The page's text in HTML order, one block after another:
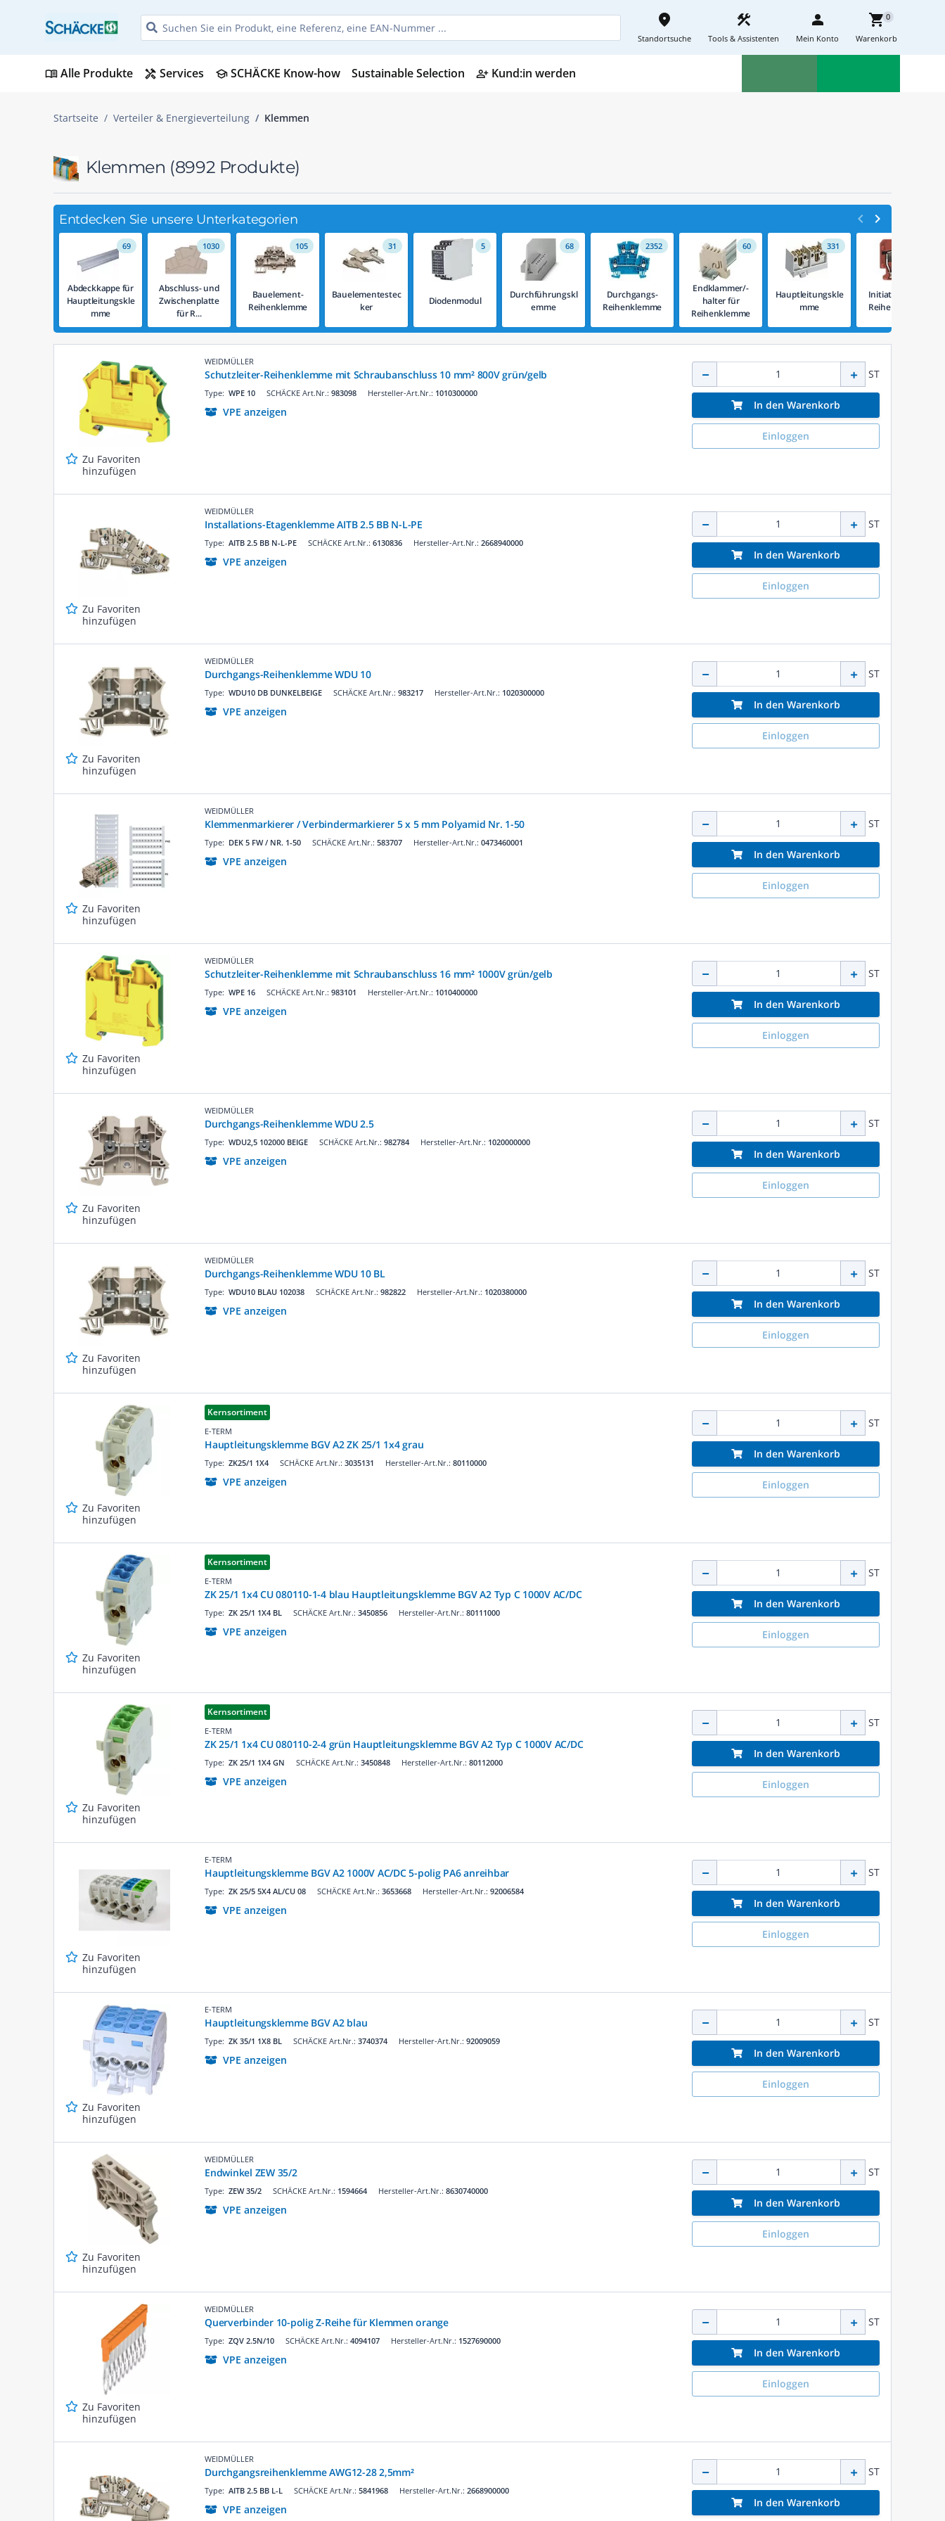
place
Standortsuche
construction
Tools & Assistenten
person
Mein Konto
shopping_cart0
Warenkorb
menu_bookAlle Produkte handyman Services schoolSCHÄCKE Know-how Sustainable Selection person_add_alt Kund:in werden
Startseite Verteiler & Energieverteilung Klemmen
Klemmen (8992 Produkte)
Entdecken Sie unsere Unterkategorien  
69
Abdeckkappe für
Hauptleitungskle
mme
1030
Abschluss- und
Zwischenplatte
für R...
105
Bauelement-
Reihenklemme
31
Bauelementestec
ker
5
Diodenmodul
68
Durchführungskl
emme
2352
Durchgangs-
Reihenklemme
60
Endklammer/-
halter für
Reihenklemme
331
Hauptleitungskle
mme
Initiator/Aktor-
Reihenklemme
Zu Favoriten
hinzufügen
WEIDMÜLLER
Schutzleiter-Reihenklemme mit Schraubanschluss 10 mm² 800V grün/gelb
SCHÄCKE Art.Nr.: 983098
Type: WPE 10 Hersteller-Art.Nr.: 1010300000
VPE anzeigen
ST
In den Warenkorb
Einloggen
Zu Favoriten
hinzufügen
WEIDMÜLLER
Installations-Etagenklemme AITB 2.5 BB N-L-PE
SCHÄCKE Art.Nr.: 6130836
Type: AITB 2.5 BB N-L-PE Hersteller-Art.Nr.: 2668940000
VPE anzeigen
ST
In den Warenkorb
Einloggen
Zu Favoriten
hinzufügen
WEIDMÜLLER
Durchgangs-Reihenklemme WDU 10
SCHÄCKE Art.Nr.: 983217
Type: WDU10 DB DUNKELBEIGE Hersteller-Art.Nr.: 1020300000
VPE anzeigen
ST
In den Warenkorb
Einloggen
Zu Favoriten
hinzufügen
WEIDMÜLLER
Klemmenmarkierer / Verbindermarkierer 5 x 5 mm Polyamid Nr. 1-50
SCHÄCKE Art.Nr.: 583707
Type: DEK 5 FW / NR. 1-50 Hersteller-Art.Nr.: 0473460001
VPE anzeigen
ST
In den Warenkorb
Einloggen
Zu Favoriten
hinzufügen
WEIDMÜLLER
Schutzleiter-Reihenklemme mit Schraubanschluss 16 mm² 1000V grün/gelb
SCHÄCKE Art.Nr.: 983101
Type: WPE 16 Hersteller-Art.Nr.: 1010400000
VPE anzeigen
ST
In den Warenkorb
Einloggen
Zu Favoriten
hinzufügen
WEIDMÜLLER
Durchgangs-Reihenklemme WDU 2.5
SCHÄCKE Art.Nr.: 982784
Type: WDU2,5 102000 BEIGE Hersteller-Art.Nr.: 1020000000
VPE anzeigen
ST
In den Warenkorb
Einloggen
Zu Favoriten
hinzufügen
WEIDMÜLLER
Durchgangs-Reihenklemme WDU 10 BL
SCHÄCKE Art.Nr.: 982822
Type: WDU10 BLAU 102038 Hersteller-Art.Nr.: 1020380000
VPE anzeigen
ST
In den Warenkorb
Einloggen
Zu Favoriten
hinzufügen
Kernsortiment
E-TERM
Hauptleitungsklemme BGV A2 ZK 25/1 1x4 grau
SCHÄCKE Art.Nr.: 3035131
Type: ZK25/1 1X4 Hersteller-Art.Nr.: 80110000
VPE anzeigen
ST
In den Warenkorb
Einloggen
Zu Favoriten
hinzufügen
Kernsortiment
E-TERM
ZK 25/1 1x4 CU 080110-1-4 blau Hauptleitungsklemme BGV A2 Typ C 1000V AC/DC
SCHÄCKE Art.Nr.: 3450856
Type: ZK 25/1 1X4 BL Hersteller-Art.Nr.: 80111000
VPE anzeigen
ST
In den Warenkorb
Einloggen
Zu Favoriten
hinzufügen
Kernsortiment
E-TERM
ZK 25/1 1x4 CU 080110-2-4 grün Hauptleitungsklemme BGV A2 Typ C 1000V AC/DC
SCHÄCKE Art.Nr.: 3450848
Type: ZK 25/1 1X4 GN Hersteller-Art.Nr.: 80112000
VPE anzeigen
ST
In den Warenkorb
Einloggen
Zu Favoriten
hinzufügen
E-TERM
Hauptleitungsklemme BGV A2 1000V AC/DC 5-polig PA6 anreihbar
SCHÄCKE Art.Nr.: 3653668
Type: ZK 25/5 5X4 AL/CU 08 Hersteller-Art.Nr.: 92006584
VPE anzeigen
ST
In den Warenkorb
Einloggen
Zu Favoriten
hinzufügen
E-TERM
Hauptleitungsklemme BGV A2 blau
SCHÄCKE Art.Nr.: 3740374
Type: ZK 35/1 1X8 BL Hersteller-Art.Nr.: 92009059
VPE anzeigen
ST
In den Warenkorb
Einloggen
Zu Favoriten
hinzufügen
WEIDMÜLLER
Endwinkel ZEW 35/2
SCHÄCKE Art.Nr.: 1594664
Type: ZEW 35/2 Hersteller-Art.Nr.: 8630740000
VPE anzeigen
ST
In den Warenkorb
Einloggen
Zu Favoriten
hinzufügen
WEIDMÜLLER
Querverbinder 10-polig Z-Reihe für Klemmen orange
SCHÄCKE Art.Nr.: 4094107
Type: ZQV 2.5N/10 Hersteller-Art.Nr.: 1527690000
VPE anzeigen
ST
In den Warenkorb
Einloggen
WEIDMÜLLER
Durchgangsreihenklemme AWG12-28 2,5mm²
SCHÄCKE Art.Nr.: 5841968
Type: AITB 2.5 BB L-L Hersteller-Art.Nr.: 2668900000
VPE anzeigen
ST
In den Warenkorb